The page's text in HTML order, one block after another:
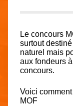
Le concours
surtout
naturel mais
aux fondeurs
concours.
Voici
MOF